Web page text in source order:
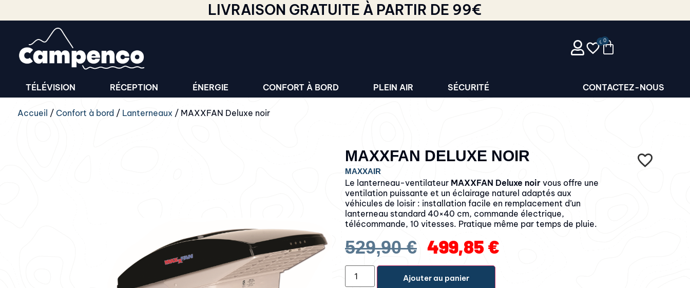
LIVRAISON GRATUITE À PARTIR DE 99€
0
TÉLÉVISION RÉCEPTION ÉNERGIE CONFORT À BORD PLEIN AIR SÉCURITÉ CONTACTEZ-NOUS
Accueil / Confort à bord / Lanterneaux / MAXXFAN Deluxe noir
MAXXFAN DELUXE NOIR
MAXXAIR
Le lanterneau-ventilateur MAXXFAN Deluxe noirvous offre une
ventilation puissante et un éclairage naturel adaptés aux
véhicules de loisir : installation facile en remplacement d’un
lanterneau standard 40×40 cm, commande électrique,
télécommande, 10 vitesses. Pratique même par temps de pluie.
529,90€ 499,85€
Ajouter au panier